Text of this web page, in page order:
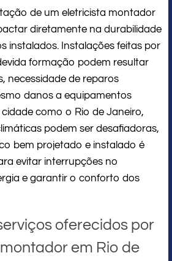
de um eletricista montador
diretamente na durabilidade
instalados. Instalações feitas por
formação podem resultar
necessidade de reparos
danos a equipamentos
como o Rio de Janeiro,
podem ser desafiadoras,
bem projetado e instalado é
evitar interrupções no
e garantir o conforto dos
oferecidos por
em Rio de